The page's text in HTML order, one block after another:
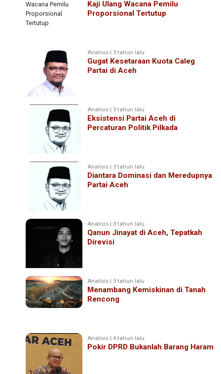
Kaji Ulang Wacana Pemilu
Proporsional Tertutup
Analisis | 3 tahun lalu
Gugat Kesetaraan Kuota Caleg
Partai di Aceh
Analisis | 3 tahun lalu
Eksistensi Partai Aceh di
Percaturan Politik Pilkada
Analisis | 3 tahun lalu
Diantara Dominasi dan Meredupnya
Partai Aceh
Analisis | 3 tahun lalu
Qanun Jinayat di Aceh, Tepatkah
Direvisi
Analisis | 3 tahun lalu
Menambang Kemiskinan di Tanah
Rencong
Analisis | 4 tahun lalu
Pokir DPRD Bukanlah Barang Haram